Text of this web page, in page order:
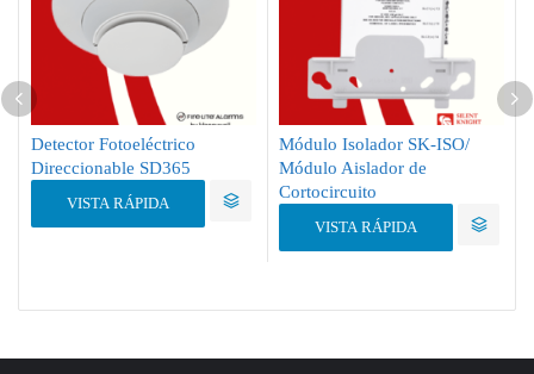
Detector Fotoeléctrico
Direccionable SD365
VISTA RÁPIDA
Módulo Isolador SK-ISO/
Módulo Aislador de
Cortocircuito
VISTA RÁPIDA